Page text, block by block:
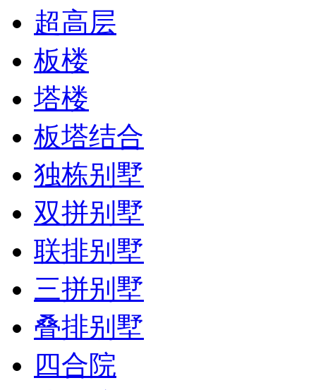
超高层
板楼
塔楼
板塔结合
独栋别墅
双拼别墅
联排别墅
三拼别墅
叠排别墅
四合院